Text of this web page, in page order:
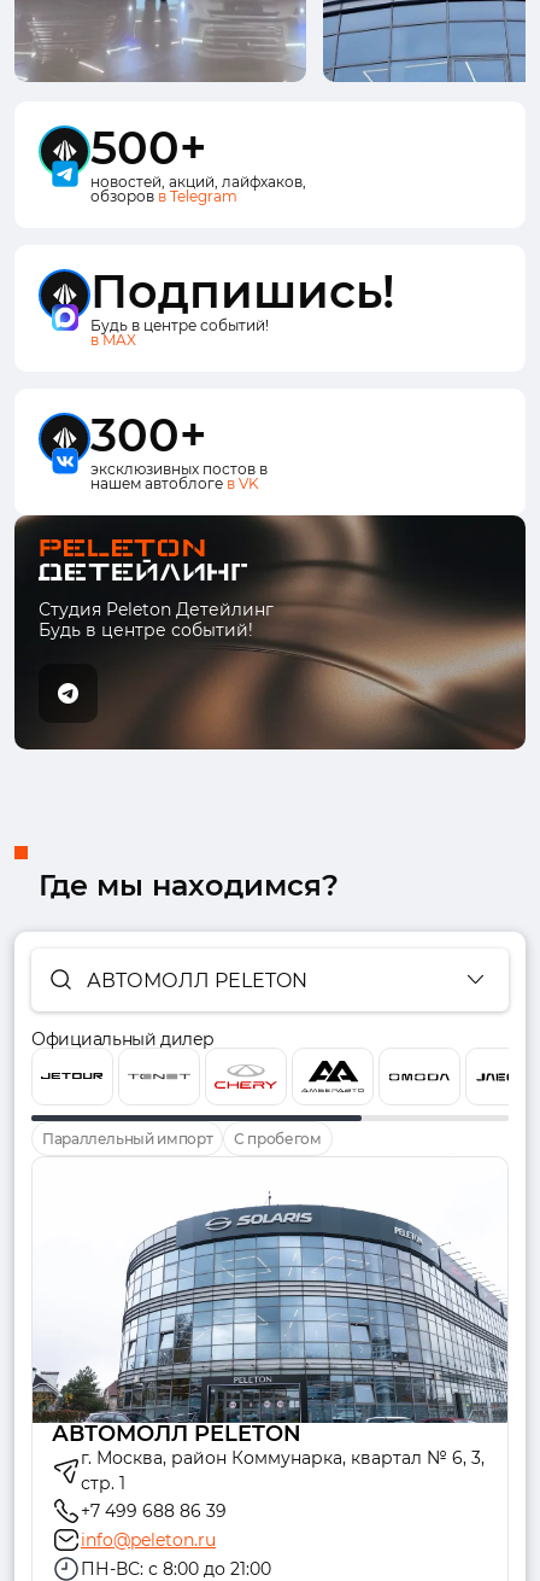
500+
новостей, акций, лайфхаков,
обзоров в Telegram
Подпишись!
Будь в центре событий!
в MAX
300+
эксклюзивных постов в
нашем автоблоге в VK
Студия Peleton Детейлинг
Будь в центре событий!
Где мы находимся?
АВТОМОЛЛ PELETON
Официальный дилер
Параллельный импорт С пробегом
АВТОМОЛЛ PELETON
г. Москва, район Коммунарка, квартал № 6, 3,
стр. 1
+7 499 688 86 39
info@peleton.ru
ПН-ВС: с 8:00 до 21:00